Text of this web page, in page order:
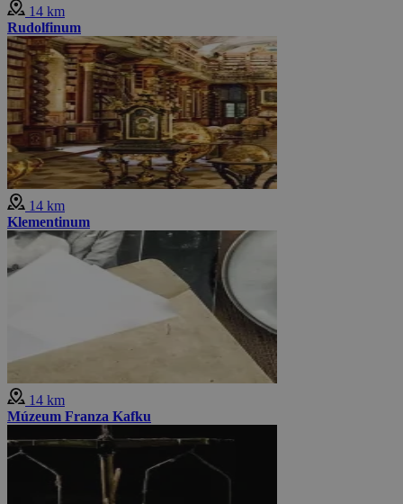
14 km
Rudolfinum
14 km
Klementinum
14 km
Múzeum Franza Kafku